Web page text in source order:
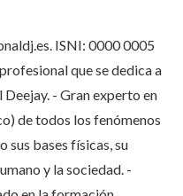
ISNI: 0000 0005
que se dedica a
- Gran experto en
de todos los fenómenos
sus bases físicas, su
y la sociedad. -